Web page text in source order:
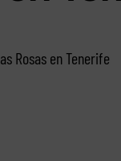
Rosas en Tenerife